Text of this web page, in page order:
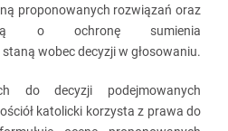
proponowanych rozwiązań oraz
o ochronę sumienia
wobec decyzji w głosowaniu.
do decyzji podejmowanych
katolicki korzysta z prawa do